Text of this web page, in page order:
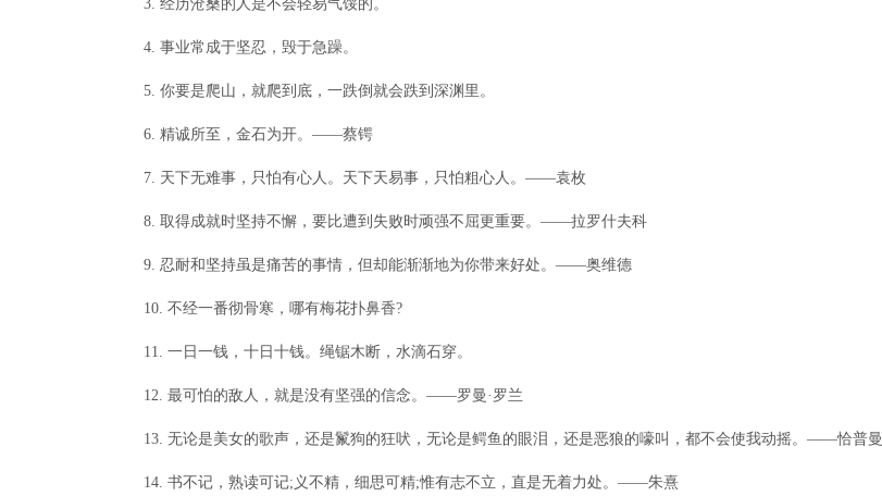
3. 经历沧桑的人是不会轻易气馁的。
4. 事业常成于坚忍，毁于急躁。
5. 你要是爬山，就爬到底，一跌倒就会跌到深渊里。
6. 精诚所至，金石为开。——蔡锷
7. 天下无难事，只怕有心人。天下天易事，只怕粗心人。——袁枚
8. 取得成就时坚持不懈，要比遭到失败时顽强不屈更重要。——拉罗什夫科
9. 忍耐和坚持虽是痛苦的事情，但却能渐渐地为你带来好处。——奥维德
10. 不经一番彻骨寒，哪有梅花扑鼻香?
11. 一日一钱，十日十钱。绳锯木断，水滴石穿。
12. 最可怕的敌人，就是没有坚强的信念。——罗曼·罗兰
13. 无论是美女的歌声，还是鬣狗的狂吠，无论是鳄鱼的眼泪，还是恶狼的嚎叫，都不会使我动摇。——恰普曼
14. 书不记，熟读可记;义不精，细思可精;惟有志不立，直是无着力处。——朱熹